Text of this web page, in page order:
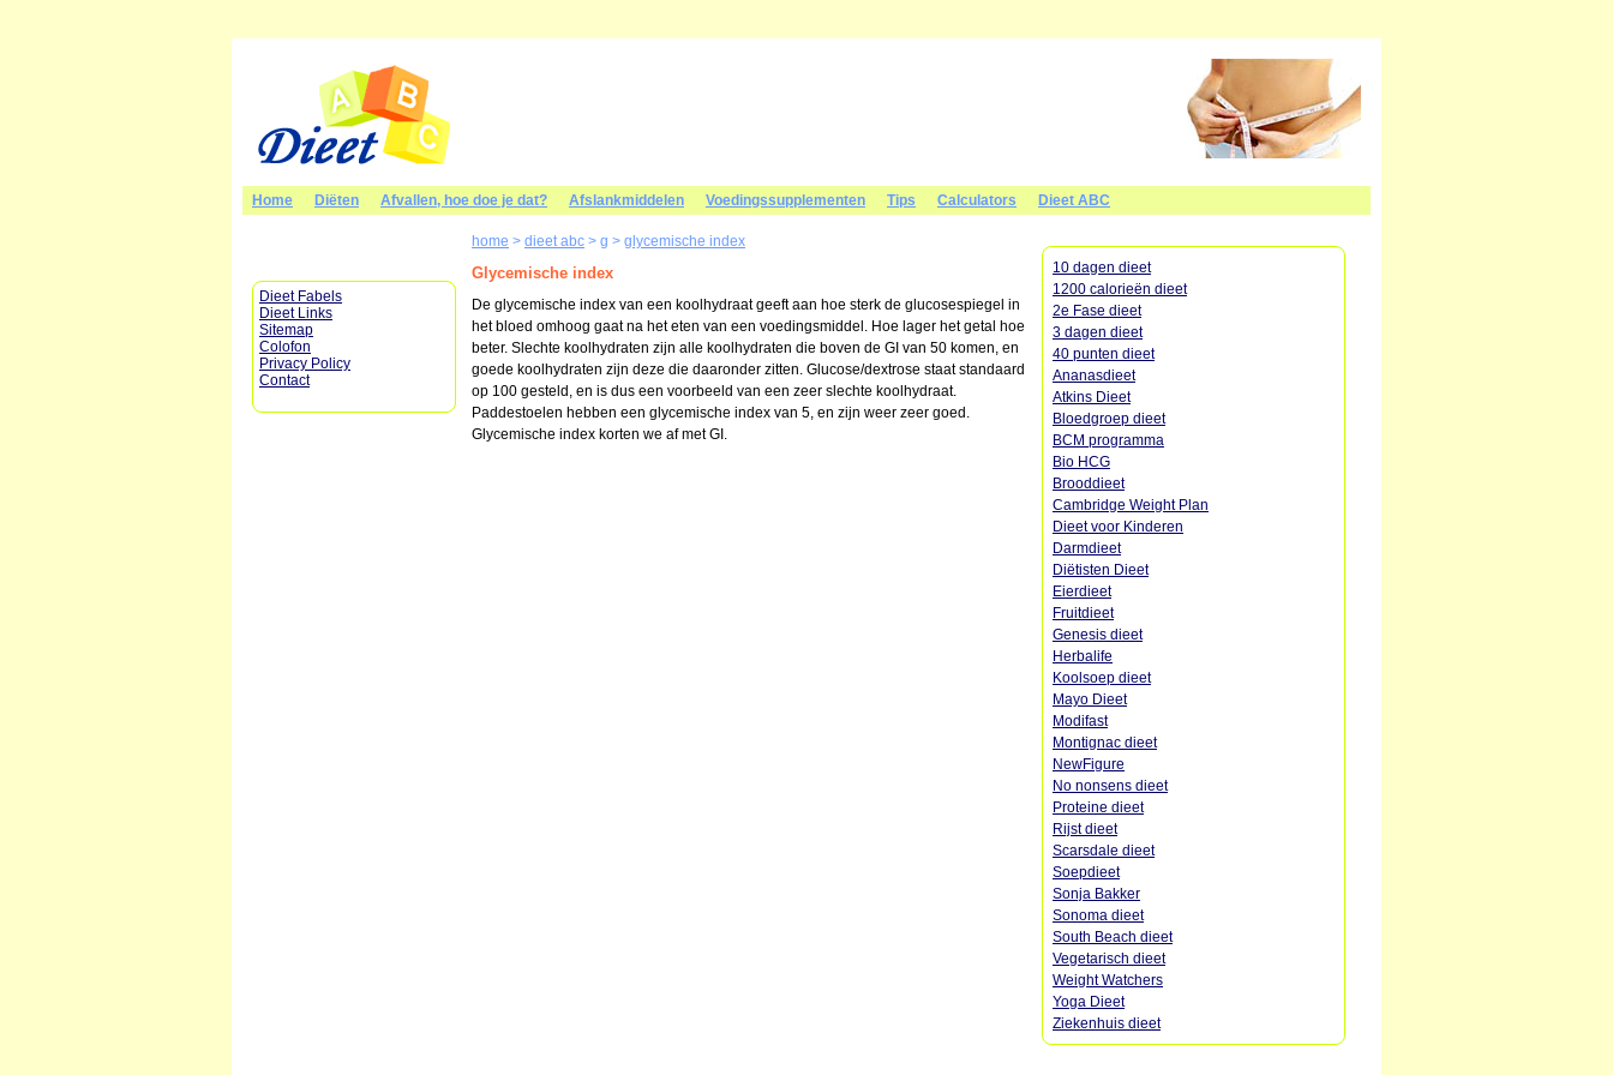
Home Diëten Afvallen, hoe doe je dat? Afslankmiddelen Voedingssupplementen Tips Calculators Dieet ABC
Dieet Fabels
Dieet Links
Sitemap
Colofon
Privacy Policy
Contact
home > dieet abc > g > glycemische index
10 dagen dieet
1200 calorieën dieet
2e Fase dieet
3 dagen dieet
40 punten dieet
Ananasdieet
Atkins Dieet
Bloedgroep dieet
BCM programma
Bio HCG
Brooddieet
Cambridge Weight Plan
Dieet voor Kinderen
Darmdieet
Diëtisten Dieet
Eierdieet
Fruitdieet
Genesis dieet
Herbalife
Koolsoep dieet
Mayo Dieet
Modifast
Montignac dieet
NewFigure
No nonsens dieet
Proteine dieet
Rijst dieet
Scarsdale dieet
Soepdieet
Sonja Bakker
Sonoma dieet
South Beach dieet
Vegetarisch dieet
Weight Watchers
Yoga Dieet
Ziekenhuis dieet
Glycemische index
De glycemische index van een koolhydraat geeft aan hoe sterk de glucosespiegel in
het bloed omhoog gaat na het eten van een voedingsmiddel. Hoe lager het getal hoe
beter. Slechte koolhydraten zijn alle koolhydraten die boven de GI van 50 komen, en
goede koolhydraten zijn deze die daaronder zitten. Glucose/dextrose staat standaard
op 100 gesteld, en is dus een voorbeeld van een zeer slechte koolhydraat.
Paddestoelen hebben een glycemische index van 5, en zijn weer zeer goed.
Glycemische index korten we af met GI.